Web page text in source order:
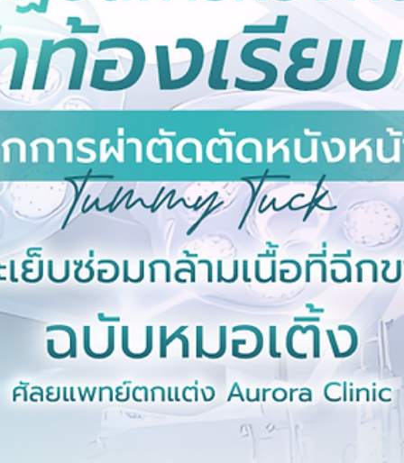
4月11日
女性塑形艺术：深度解析隆胸及乳房提拉术
(Mastopexy)为产后妈妈重塑挺拔曲线执笔
Dr. Aphirak Wongsaosup (Dr. Teng) – 整形